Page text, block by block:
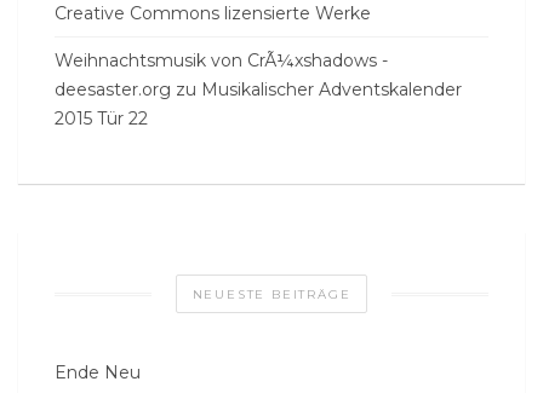
Creative Commons lizensierte Werke
Weihnachtsmusik von CrÃ¼xshadows -
deesaster.org zu Musikalischer Adventskalender
2015 Tür 22
NEUESTE BEITRÄGE
Ende Neu